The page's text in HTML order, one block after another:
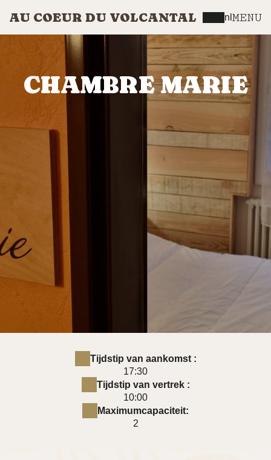
AU COEUR DU VOLCANTAL nl MENU
CHAMBRE MARIE
Tijdstip van aankomst :
17:30
Tijdstip van vertrek :
10:00
Maximumcapaciteit:
2